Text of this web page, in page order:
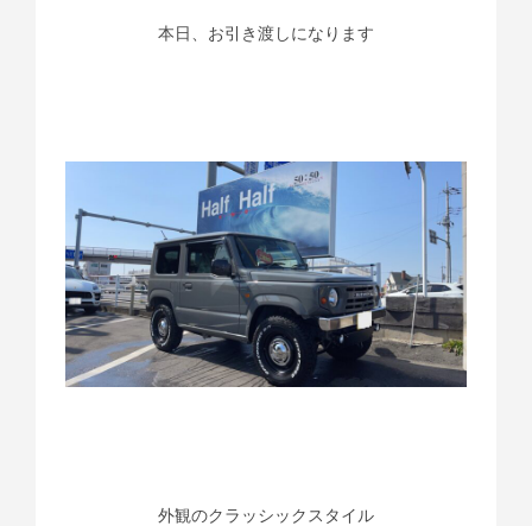
本日、お引き渡しになります
外観のクラッシックスタイル